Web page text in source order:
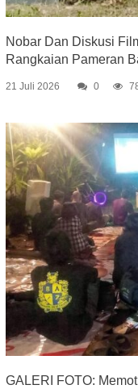
Nobar Dan Diskusi
Rangkaian Pameran
21 Juli 2026 0
GALERI FOTO: